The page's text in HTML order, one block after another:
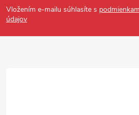
Vložením e-mailu súhlasíte s
údajov